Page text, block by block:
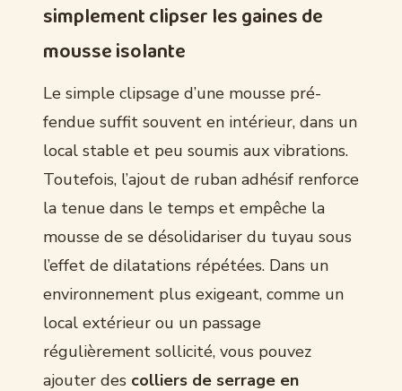
simplement clipser les gaines de
mousse isolante
Le simple clipsage d’une mousse pré-
fendue suffit souvent en intérieur, dans un
local stable et peu soumis aux vibrations.
Toutefois, l’ajout de ruban adhésif renforce
la tenue dans le temps et empêche la
mousse de se désolidariser du tuyau sous
l’effet de dilatations répétées. Dans un
environnement plus exigeant, comme un
local extérieur ou un passage
régulièrement sollicité, vous pouvez
ajouter des colliers de serrage en